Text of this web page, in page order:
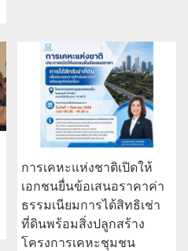
การเคหะแห่งชาติเปิดให้
เอกชนยื่นข้อเสนอราคาค่า
ธรรมเนียมการได้สิทธิเช่า
ที่ดินพร้อมสิ่งปลูกสร้าง
โครงการเคหะชุมชน